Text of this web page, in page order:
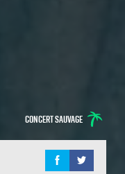
Concert sauvage